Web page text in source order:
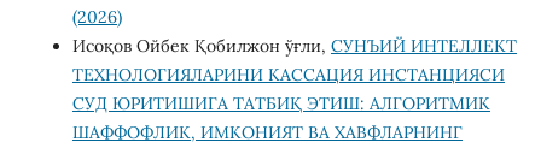
(2026)
Исоқов Ойбек Қобилжон ўғли, СУНЪИЙ ИНТЕЛЛЕКТ
ТЕХНОЛОГИЯЛАРИНИ КАССАЦИЯ ИНСТАНЦИЯСИ
СУД ЮРИТИШИГА ТАТБИҚ ЭТИШ: АЛГОРИТМИК
ШАФФОФЛИК, ИМКОНИЯТ ВА ХАВФЛАРНИНГ